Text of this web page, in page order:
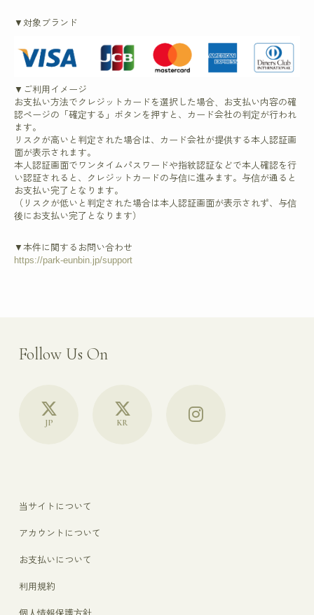
▼対象ブランド
▼ご利用イメージ
お支払い方法でクレジットカードを選択した場合、お支払い内容の確
認ページの「確定する」ボタンを押すと、カード会社の判定が行われ
ます。
リスクが高いと判定された場合は、カード会社が提供する本人認証画
面が表示されます。
本人認証画面でワンタイムパスワードや指紋認証などで本人確認を行
い認証されると、クレジットカードの与信に進みます。与信が通ると
お支払い完了となります。
（リスクが低いと判定された場合は本人認証画面が表示されず、与信
後にお支払い完了となります）
▼本件に関するお問い合わせ
https://park-eunbin.jp/support
Follow Us On
JP KR
当サイトについて
アカウントについて
お支払いについて
利用規約